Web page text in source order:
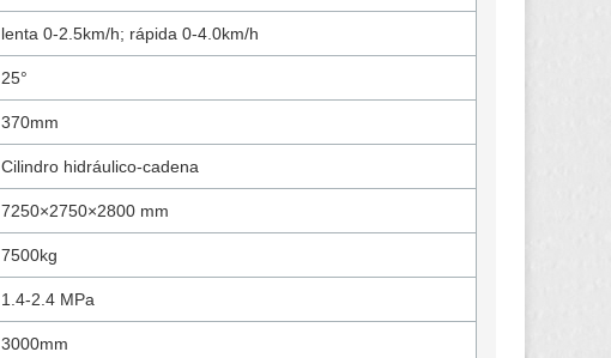
lenta 0-2.5km/h; rápida 0-4.0km/h
25°
370mm
Cilindro hidráulico-cadena
7250×2750×2800 mm
7500kg
1.4-2.4 MPa
3000mm